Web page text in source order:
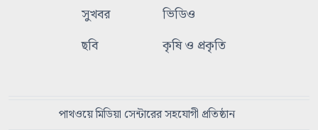
সুখবর
ভিডিও
ছবি
কৃষি ও প্রকৃতি
পাথওয়ে মিডিয়া সেন্টারের সহযোগী প্রতিষ্ঠান